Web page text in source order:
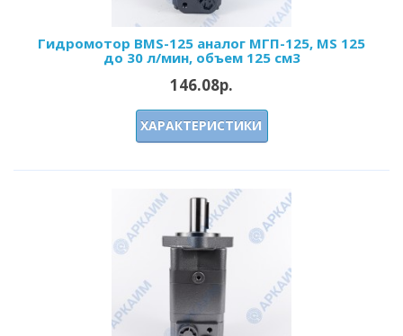
Гидромотор BMS-125 аналог МГП-125, MS 125
до 30 л/мин, объем 125 см3
146.08р.
ХАРАКТЕРИСТИКИ